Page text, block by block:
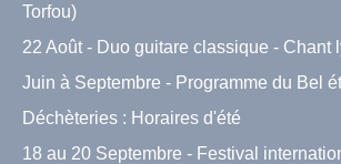
Torfou)
22 Août - Duo guitare classique - Chant
Juin à Septembre - Programme du Bel
Déchèteries : Horaires d'été
18 au 20 Septembre - Festival